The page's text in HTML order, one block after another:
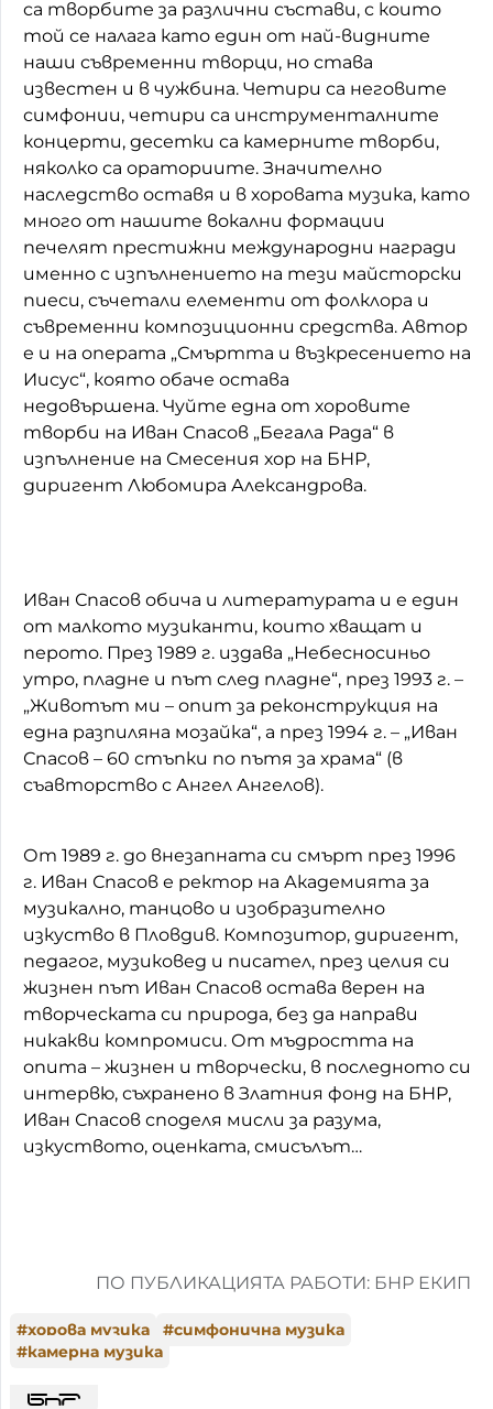
са творбите за различни състави, с които
той се налага като един от най-видните
наши съвременни творци, но става
известен и в чужбина. Четири са неговите
симфонии, четири са инструменталните
концерти, десетки са камерните творби,
няколко са ораториите. Значително
наследство оставя и в хоровата музика, като
много от нашите вокални формации
печелят престижни международни награди
именно с изпълнението на тези майсторски
пиеси, съчетали елементи от фолклора и
съвременни композиционни средства. Автор
е и на операта „Смъртта и възкресението на
Иисус“, която обаче остава
недовършена. Чуйте една от хоровите
творби на Иван Спасов „Бегала Рада“ в
изпълнение на Смесения хор на БНР,
диригент Любомира Александрова.
Иван Спасов обича и литературата и е един
от малкото музиканти, които хващат и
перото. През 1989 г. издава „Небесносиньо
утро, пладне и път след пладне“, през 1993 г. –
„Животът ми – опит за реконструкция на
една разпиляна мозайка“, а през 1994 г. – „Иван
Спасов – 60 стъпки по пътя за храма“ (в
съавторство с Ангел Ангелов).
От 1989 г. до внезапната си смърт през 1996
г. Иван Спасов е ректор на Академията за
музикално, танцово и изобразително
изкуство в Пловдив. Композитор, диригент,
педагог, музиковед и писател, през целия си
жизнен път Иван Спасов остава верен на
творческата си природа, без да направи
никакви компромиси. От мъдростта на
опита – жизнен и творчески, в последното си
интервю, съхранено в Златния фонд на БНР,
Иван Спасов споделя мисли за разума,
изкуството, оценката, смисълът…
ПО ПУБЛИКАЦИЯТА РАБОТИ: БНР ЕКИП
#хорова музика #симфонична музика
#камерна музика